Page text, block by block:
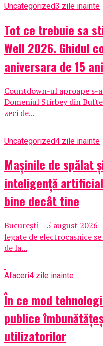
Uncategorized3 zile inainte
Tot ce trebuie sa
Well 2026. Ghidul
aniversara de 15 ani
Countdown-ul aproape s-
Domeniul Stirbey din
zeci de...
Uncategorized4 zile inainte
Mașinile de spălat
inteligență
bine decât tine
București – 5 august
legate de electrocasnice
de la...
Afaceri4 zile inainte
În ce mod
publice
utilizatorilor